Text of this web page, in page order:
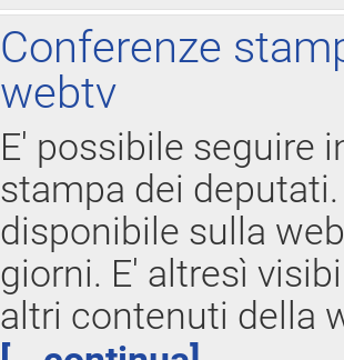
Conferenze
webtv
E' possibile seguire
stampa dei
disponibile sulla
giorni. E' altresì
altri contenuti della